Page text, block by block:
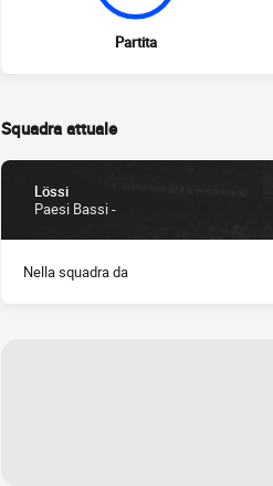
Partita
Squadra attuale
Lössi
Paesi Bassi -
Nella squadra da